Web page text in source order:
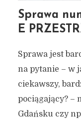
Sprawa
E
Sprawa jest
na pytanie – w
ciekawszy,
pociągający? –
Gdańsku czy